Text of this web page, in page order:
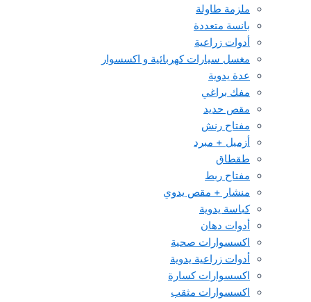
ملزمة طاولة
بانسة متعددة
أدوات زراعية
مغسل سيارات كهربائية و اكسسوار
عدة يدوية
مفك براغي
مقص حديد
مفتاح رنش
أزميل + مبرد
طقطاق
مفتاح ربط
منشار + مقص يدوي
كباسة يدوية
أدوات دهان
اكسسوارات صحية
أدوات زراعية يدوية
اكسسوارات كسارة
اكسسوارات مثقب